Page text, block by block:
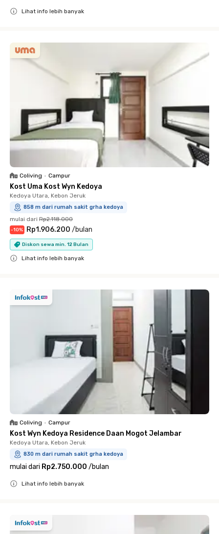
Lihat info lebih banyak
Coliving • Campur
Kost Uma Kost Wyn Kedoya
Kedoya Utara, Kebon Jeruk
858 m dari rumah sakit grha kedoya
mulai dari Rp2.118.000
-10% Rp1.906.200 /bulan
Diskon sewa min. 12 Bulan
Lihat info lebih banyak
Coliving • Campur
Kost Wyn Kedoya Residence Daan Mogot Jelambar
Kedoya Utara, Kebon Jeruk
830 m dari rumah sakit grha kedoya
mulai dari Rp2.750.000 /bulan
Lihat info lebih banyak